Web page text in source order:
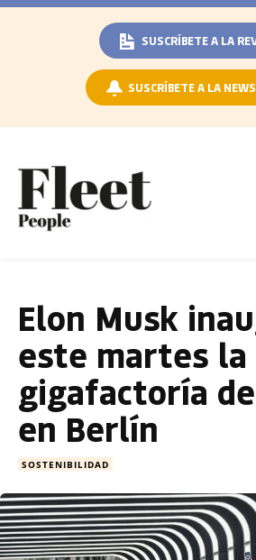
SUSCRÍBETE A LA
SUSCRÍBETE A LA
Elon Musk
este martes la
gigafactoría
en Berlín
SOSTENIBILIDAD